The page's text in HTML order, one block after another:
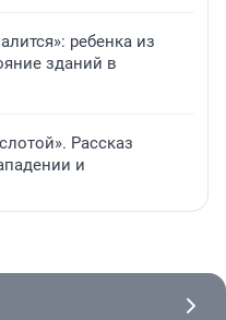
ребенка из
зданий в
Рассказ
и